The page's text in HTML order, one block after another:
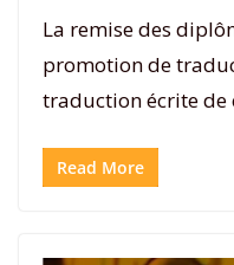
La remise des
promotion de
traduction écrite de
Read More